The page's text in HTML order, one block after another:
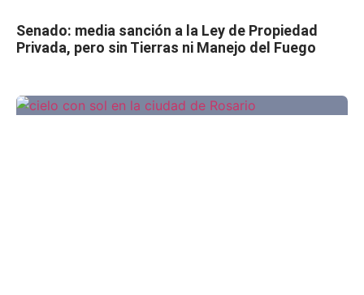
Senado: media sanción a la Ley de Propiedad
Privada, pero sin Tierras ni Manejo del Fuego